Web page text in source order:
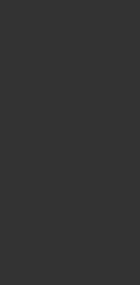
nemzedékközi